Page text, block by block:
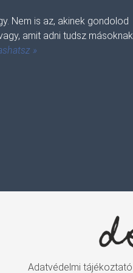
Nem is az, akinek gondolod
amit adni tudsz másoknak.
»
Adatvédelmi tájékoztató